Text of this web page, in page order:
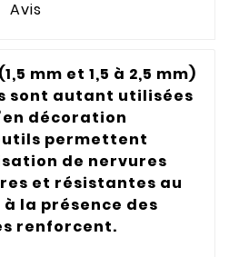
Avis
mm et 1,5 à 2,5 mm)
sont autant utilisées
décoration
permettent
de nervures
et résistantes au
la présence des
renforcent.